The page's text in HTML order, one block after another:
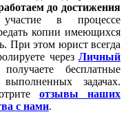
до достижения
в процессе
копии имеющихся
При этом юрист всегда
через Личный
бесплатные
задачах.
отзывы наших
с нами.